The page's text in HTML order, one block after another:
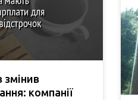
змінив
компанії